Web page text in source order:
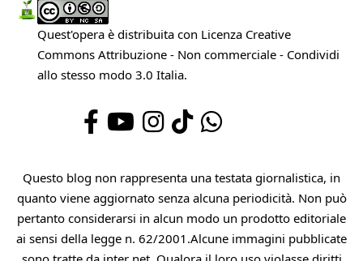
Quest'opera è distribuita con Licenza Creative
Commons Attribuzione - Non commerciale - Condividi
allo stesso modo 3.0 Italia.
Questo blog non rappresenta una testata giornalistica, in
quanto viene aggiornato senza alcuna periodicità. Non può
pertanto considerarsi in alcun modo un prodotto editoriale
ai sensi della legge n. 62/2001.Alcune immagini pubblicate